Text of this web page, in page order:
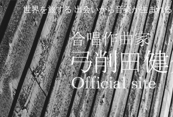
世界を旅する 出会いから音楽が生まれる